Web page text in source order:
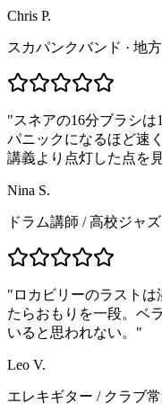
Chris P.
スカパンクバンド · 地
"スネアの16分ブラシ
パニックになるほど速
講義より点灯した点を見
Nina S.
ドラム講師 /高校ジャ
" ロカビリーのラストは
たらおもりを一段。ベ
いると思われない。 "
Leo V.
エレキギター / クラブ